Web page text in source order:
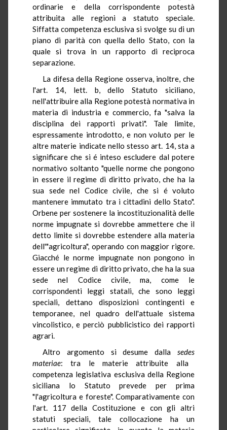
ordinarie e della corrispondente potestà
attribuita alle regioni a statuto speciale.
Siffatta competenza esclusiva si svolge su di un
piano di parità con quella dello Stato, con la
quale si trova in un rapporto di reciproca
separazione.
La difesa della Regione osserva, inoltre, che
l'art. 14, lett. b, dello Statuto siciliano,
nell'attribuire alla Regione potestà normativa in
materia di industria e commercio, fa "salva la
disciplina dei rapporti privati". Tale limite,
espressamente introdotto, e non voluto per le
altre materie indicate nello stesso art. 14, sta a
significare che si é inteso escludere dal potere
normativo soltanto "quelle norme che pongono
in essere il regime di diritto privato, che ha la
sua sede nel Codice civile, che si é voluto
mantenere immutato tra i cittadini dello Stato".
Orbene per sostenere la incostituzionalità delle
norme impugnate si dovrebbe ammettere che il
detto limite si dovrebbe estendere alla materia
dell'"agricoltura", operando con maggior rigore.
Giacché le norme impugnate non pongono in
essere un regime di diritto privato, che ha la sua
sede nel Codice civile, ma, come le
corrispondenti leggi statali, che sono leggi
speciali, dettano disposizioni contingenti e
temporanee, nel quadro dell'attuale sistema
vincolistico, e perciò pubblicistico dei rapporti
agrari.
Altro argomento si desume dalla sedes
materiae: tra le materie attribuite alla
competenza legislativa esclusiva della Regione
siciliana lo Statuto prevede per prima
"l'agricoltura e foreste". Comparativamente con
l'art. 117 della Costituzione e con gli altri
statuti speciali, tale collocazione ha un